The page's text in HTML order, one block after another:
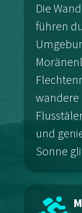
Die
führen
wandere
und
Sonne